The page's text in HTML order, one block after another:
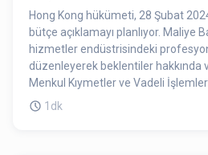
Hong Kong hükümeti, 28 Şubat
bütçe açıklamayı planlıyor. Maliye
hizmetler endüstrisindeki
düzenleyerek beklentiler hakkında
Menkul Kıymetler ve Vadeli
Birliği'nin resmi web sitesinde
1dk